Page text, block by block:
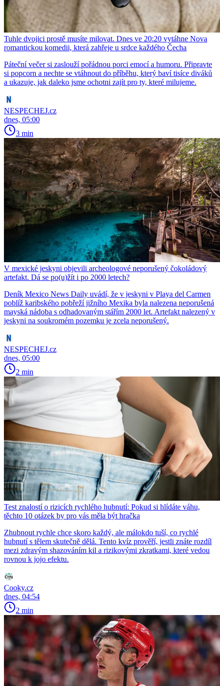
Tuhle dvojici prostě musíte milovat. Dnes ve 20:20 vytáhne Nova
romantickou komedii, která zahřeje u srdce každého Čecha
Páteční večer si zaslouží pořádnou porci emocí a humoru. Připravte
si popcorn a nechte se vtáhnout do příběhu, který baví tisíce diváků
a ukazuje, jak daleko jsme ochotni zajít pro ty, které milujeme.
NESPECHEJ.cz
dnes, 05:00
3 min
V mexické jeskyni objevili archeologové neporušený čokoládový
artefakt. Dá se po(u)žít i po 2000 letech?
Deník Mexico News Daily uvádí, že v jeskyni v Playa del Carmen
poblíž karibského pobřeží jižního Mexika byla nalezena neporušená
mayská nádoba s odhadovaným stářím 2000 let. Artefakt nalezený v
jeskyni na soukromém pozemku je zcela neporušený.
NESPECHEJ.cz
dnes, 05:00
2 min
Test znalostí o rizicích rychlého hubnutí: Pokud si hlídáte váhu,
těchto 10 otázek by pro vás měla být hračka
Zhubnout rychle chce skoro každý, ale málokdo tuší, co rychlé
hubnutí s tělem skutečně dělá. Tento kvíz prověří, jestli znáte rozdíl
mezi zdravým shazováním kil a rizikovými zkratkami, které vedou
rovnou k jojo efektu.
Cooky.cz
dnes, 04:54
2 min